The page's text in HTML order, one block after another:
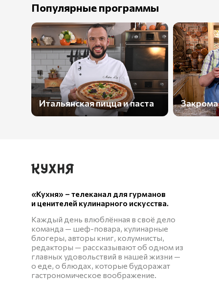
Популярные программы
Итальянская пицца и паста Закрома
«Кухня» – телеканал для гурманов
и ценителей кулинарного искусства.
Каждый день влюблённая в своё дело
команда — шеф-повара, кулинарные
блогеры, авторы книг, колумнисты,
редакторы — рассказывают об одном из
главных удовольствий в нашей жизни —
о еде, о блюдах, которые будоражат
гастрономическое воображение.